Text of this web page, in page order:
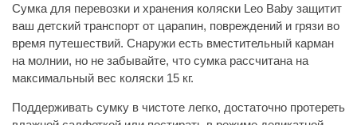
Сумка для перевозки и хранения коляски Leo Baby защитит
ваш детский транспорт от царапин, повреждений и грязи во
время путешествий. Снаружи есть вместительный карман
на молнии, но не забывайте, что сумка рассчитана на
максимальный вес коляски 15 кг.
Поддерживать сумку в чистоте легко, достаточно протереть